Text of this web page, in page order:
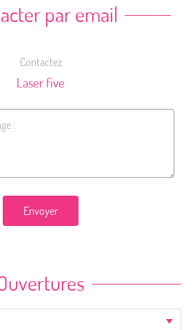
par email
Contactez
Laser five
Envoyer